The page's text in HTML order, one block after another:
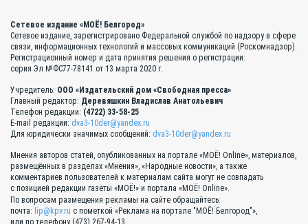
Сетевое издание «МОЁ! Белгород»
Сетевое издание, зарегистрировано Федеральной службой по надзору в сфере
связи, информационных технологий и массовых коммуникаций (Роскомнадзор).
Регистрационный номер и дата принятия решения о регистрации:
серия Эл №ФС77-78141 от 13 марта 2020 г.
Учредитель: ООО «Издательский дом «Свободная пресса»
Главный редактор: Деревяшкин Владислав Анатольевич
Телефон редакции: (4722) 33-58-25
E-mail редакции: dva3-10der@yandex.ru
Для юридически значимых сообщений: dva3-10der@yandex.ru
Мнения авторов статей, опубликованных на портале «МОЁ! Online», материалов,
размещённых в разделах «Мнения», «Народные новости», а также
комментариев пользователей к материалам сайта могут не совпадать
с позицией редакции газеты «МОЁ!» и портала «МОЁ! Online».
По вопросам размещения рекламы на сайте обращайтесь:
почта: lip@kpv.ru с пометкой «Реклама на портале "МОЁ! Белгород"»,